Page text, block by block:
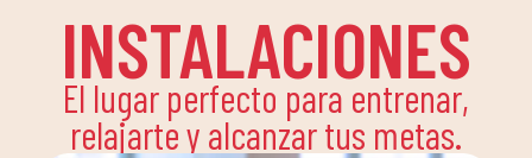
INSTALACIONES
El lugar perfecto para entrenar,
relajarte y alcanzar tus metas.